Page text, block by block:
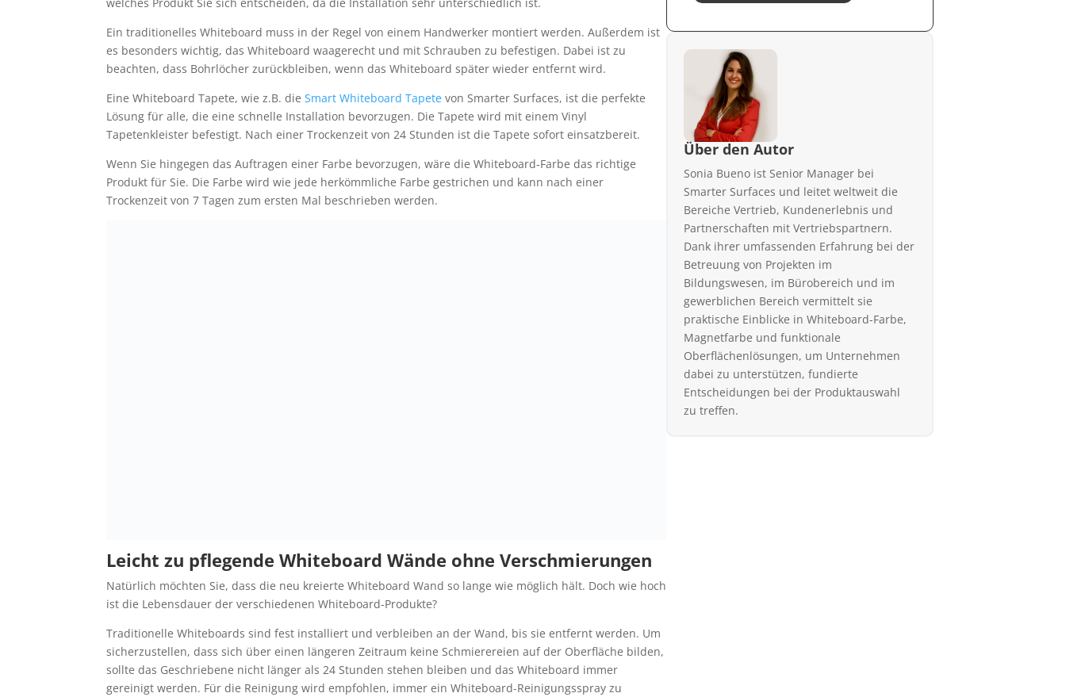
Ein traditionelles Whiteboard muss in der Regel von einem Handwerker montiert werden. Außerdem ist
es besonders wichtig, das Whiteboard waagerecht und mit Schrauben zu befestigen. Dabei ist zu
beachten, dass Bohrlöcher zurückbleiben, wenn das Whiteboard später wieder entfernt wird.
Eine Whiteboard Tapete, wie z.B. dieSmart Whiteboard Tapete von Smarter Surfaces, ist die perfekte
Lösung für alle, die eine schnelle Installation bevorzugen. Die Tapete wird mit einem Vinyl
Tapetenkleister befestigt. Nach einer Trockenzeit von 24 Stunden ist die Tapete sofort einsatzbereit.
Wenn Sie hingegen das Auftragen einer Farbe bevorzugen, wäre die Whiteboard-Farbe das richtige
Produkt für Sie. Die Farbe wird wie jede herkömmliche Farbe gestrichen und kann nach einer
Trockenzeit von 7 Tagen zum ersten Mal beschrieben werden.
Leicht zu pflegende Whiteboard Wände ohne Verschmierungen
Natürlich möchten Sie, dass die neu kreierte Whiteboard Wand so lange wie möglich hält. Doch wie hoch
ist die Lebensdauer der verschiedenen Whiteboard-Produkte?
Traditionelle Whiteboards sind fest installiert und verbleiben an der Wand, bis sie entfernt werden. Um
sicherzustellen, dass sich über einen längeren Zeitraum keine Schmierereien auf der Oberfläche bilden,
sollte das Geschriebene nicht länger als 24 Stunden stehen bleiben und das Whiteboard immer
gereinigt werden. Für die Reinigung wird empfohlen, immer ein Whiteboard-Reinigungsspray zu
Über den Autor
Sonia Bueno ist Senior Manager bei
Smarter Surfaces und leitet weltweit die
Bereiche Vertrieb, Kundenerlebnis und
Partnerschaften mit Vertriebspartnern.
Dank ihrer umfassenden Erfahrung bei der
Betreuung von Projekten im
Bildungswesen, im Bürobereich und im
gewerblichen Bereich vermittelt sie
praktische Einblicke in Whiteboard-Farbe,
Magnetfarbe und funktionale
Oberflächenlösungen, um Unternehmen
dabei zu unterstützen, fundierte
Entscheidungen bei der Produktauswahl
zu treffen.